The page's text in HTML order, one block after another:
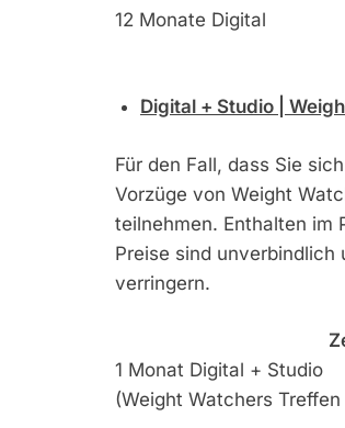
12 Monate Digital
Digital + Studio |
Für den Fall, dass Sie
Vorzüge von Weight
teilnehmen. Enthalten im
Preise sind
verringern.
1 Monat Digital + Studio
(Weight Watchers